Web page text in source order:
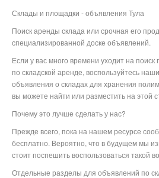
Применить
Склады и площадки - объявления Тула
Поиск аренды склада или срочная его
специализированной доске объявлений.
Если у вас много времени уходит на
по складской аренде, воспользуйтесь
объявления о складах для хранения
вы можете найти или разместить на этой
Почему это лучше сделать у нас?
Прежде всего, пока на нашем ресурсе
бесплатно. Вероятно, что в будущем мы
стоит поспешить воспользоваться такой
Отдельные разделы для объявлений по